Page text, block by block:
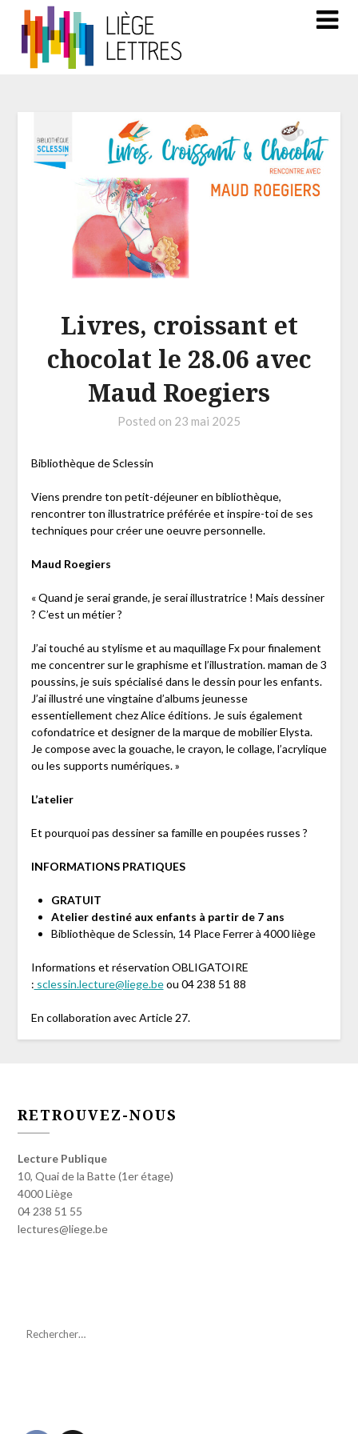
Livres, croissant et
chocolat le 28.06 avec
Maud Roegiers
Posted on 23 mai 2025
Bibliothèque de Sclessin
Viens prendre ton petit-déjeuner en bibliothèque,
rencontrer ton illustratrice préférée et inspire-toi de ses
techniques pour créer une oeuvre personnelle.
Maud Roegiers
« Quand je serai grande, je serai illustratrice ! Mais dessiner
? C’est un métier ?
​J’ai touché au stylisme et au maquillage Fx pour finalement
me concentrer sur le graphisme et l’illustration. maman de 3
poussins, je suis spécialisé dans le dessin pour les enfants.
J’ai illustré une vingtaine d’albums jeunesse
essentiellement chez Alice éditions. Je suis également
cofondatrice et designer de la marque de mobilier Elysta.
Je compose avec la gouache, le crayon, le collage, l’acrylique
ou les supports numériques. »
L’atelier
Et pourquoi pas dessiner sa famille en poupées russes ?
INFORMATIONS PRATIQUES
GRATUIT
Atelier destiné aux enfants à partir de 7 ans
Bibliothèque de Sclessin, 14 Place Ferrer à 4000 liège
Informations et réservation OBLIGATOIRE
: sclessin.lecture@liege.beou 04 238 51 88
En collaboration avec Article 27.
RETROUVEZ-NOUS
Lecture Publique
10, Quai de la Batte (1er étage)
4000 Liège
04 238 51 55
lectures@liege.be